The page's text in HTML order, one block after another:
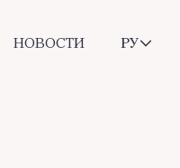
НОВОСТИ РУ